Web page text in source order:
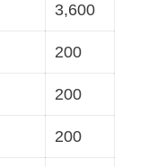
3,600
200
200
200